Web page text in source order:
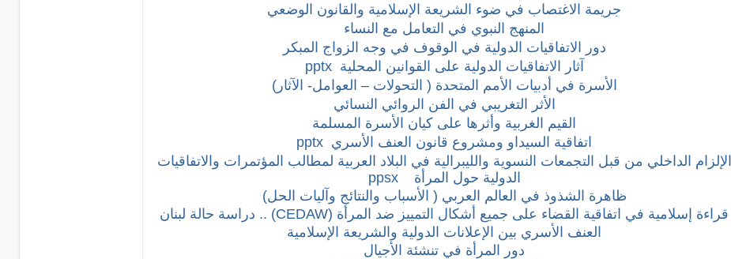
جريمة الاغتصاب في ضوء الشريعة الإسلامية والقانون الوضعي
المنهج النبوي في التعامل مع النساء
دور الاتفاقيات الدولية في الوقوف في وجه الزواج المبكر
آثار الاتفاقيات الدولية على القوانين المحلية pptx
الأسرة في أدبيات الأمم المتحدة ( التحولات – العوامل- الآثار)
الأثر التغريبي في الفن الروائي النسائي
القيم الغربية وأثرها على كيان الأسرة المسلمة
اتفاقية السيداو ومشروع قانون العنف الأسري pptx
الإلزام الداخلي من قبل التجمعات النسوية والليبرالية في البلاد العربية لمطالب المؤتمرات والاتفاقيات
الدولية حول المرأة
ppsx
ظاهرة الشذوذ في العالم العربي ( الأسباب والنتائج وآليات الحل)
قراءة إسلامية في اتفاقية القضاء على جميع أشكال التمييز ضد المرأة (CEDAW) .. دراسة حالة لبنان
العنف الأسري بين الإعلانات الدولية والشريعة الإسلامية
دور المرأة في تنشئة الأجيال